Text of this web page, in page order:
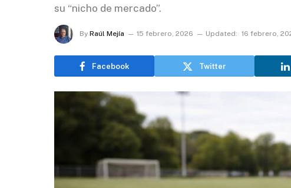
su “nicho de mercado”.
By Raúl Mejía 15 febrero, 2026 Updated: 16 febrero,
Facebook Twitter